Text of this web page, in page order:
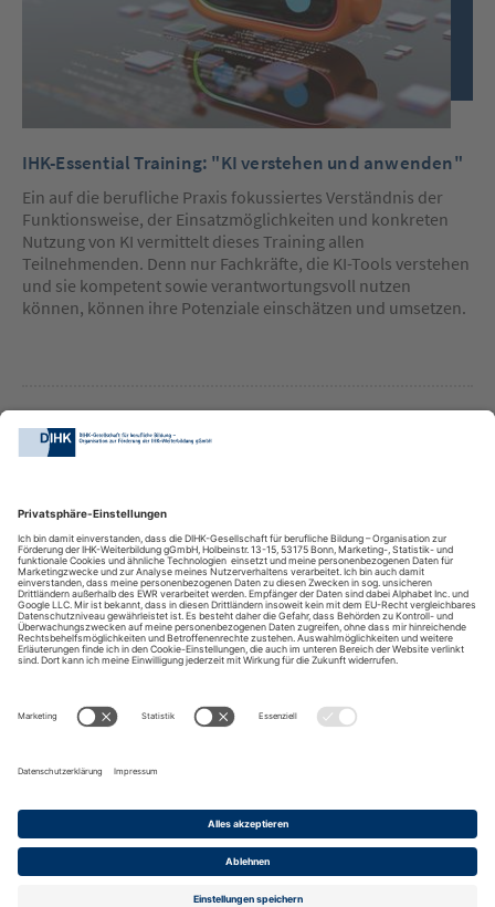
IHK-Essential Training: "KI verstehen und anwenden"
Ein auf die berufliche Praxis fokussiertes Verständnis der
Funktionsweise, der Einsatzmöglichkeiten und konkreten
Nutzung von KI vermittelt dieses Training allen
Teilnehmenden. Denn nur Fachkräfte, die KI-Tools verstehen
und sie kompetent sowie verantwortungsvoll nutzen
können, können ihre Potenziale einschätzen und umsetzen.
DIHK-Bildungs-gGmbH
Besuchen Sie auch:
Datenschutz Barrierefreiheit Cookies